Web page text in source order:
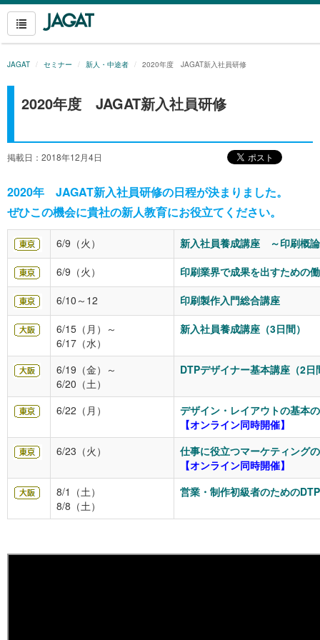
JAGAT セミナー 新人・中途者 2020年度 JAGAT新入社員研修
2020年度 JAGAT新入社員研修
掲載日：2018年12月4日
2020年 JAGAT新入社員研修の日程が決まりました。
ぜひこの機会に貴社の新人教育にお役立てください。
6/9（火）
新入社員養成講座 ～印刷概
6/9（火）
印刷業界で成果を出すための
6/10～12
印刷製作入門総合講座
6/15（月）～
6/17（水）
新入社員養成講座（3日間）
6/19（金）～
6/20（土）
DTPデザイナー基本講座（2日
6/22（月）
デザイン・レイアウトの基本
【オンライン同時開催】
6/23（火）
仕事に役立つマーケティング
【オンライン同時開催】
8/1（土）
8/8（土）
営業・制作初級者のための